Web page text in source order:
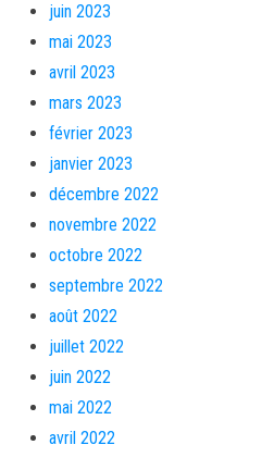
juin 2023
mai 2023
avril 2023
mars 2023
février 2023
janvier 2023
décembre 2022
novembre 2022
octobre 2022
septembre 2022
août 2022
juillet 2022
juin 2022
mai 2022
avril 2022